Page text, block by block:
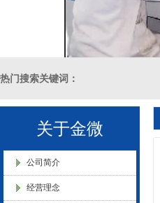
热门搜索关键词：
十溴二苯乙烷母粒，三氧化二锑母
燃 ABS阻燃 ，PA 阻燃，PET阻燃
关于金微
公司简介
经营理念
浙江省创新型企业稳定
金微纳米新材料 杭州）公司营
业执照